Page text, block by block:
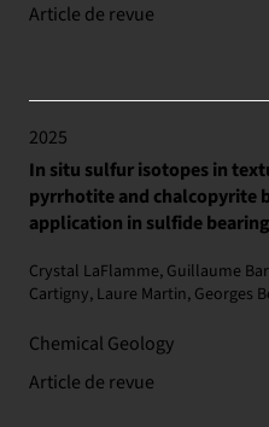
Article de revue
2025
In situ sulfur isotopes in
pyrrhotite and chalcopyrite
application in sulfide
Crystal LaFlamme, Guillaume
Cartigny, Laure Martin, Georges
Chemical Geology
Article de revue